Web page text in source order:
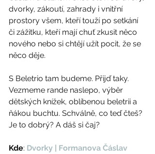
dvorky, zákoutí, zahrady i vnitřní
prostory všem, kteří touží po setkání
či zážitku, kteří mají chuť zkusit něco
nového nebo si chtějí užít pocit, že se
něco děje.
S Beletrio tam budeme. Přijď taky.
Vezmeme rande naslepo, výběr
dětských knížek, oblíbenou beletrii a
ňákou buchtu. Schválně, co teď čteš?
Je to dobrý? A dáš si čaj?
Kde: Dvorky | Formanova Čáslav